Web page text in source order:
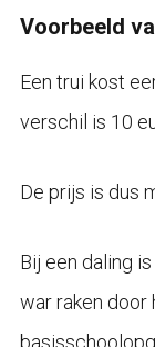
Voorbeeld
Een trui kost
verschil is 10
De prijs is dus
Bij een daling
war raken door